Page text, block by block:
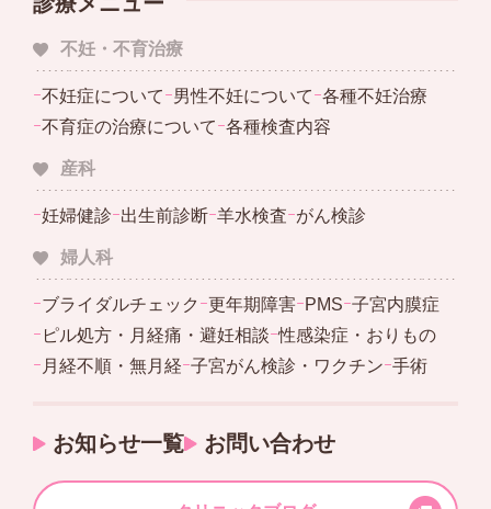
不妊・不育治療
ｰ不妊症についてｰ男性不妊についてｰ各種不妊治療
ｰ不育症の治療についてｰ各種検査内容
産科
ｰ妊婦健診ｰ出生前診断ｰ羊水検査ｰがん検診
婦人科
ｰブライダルチェック ｰ更年期障害ｰPMSｰ子宮内膜症
ｰ ピル処方・月経痛・避妊相談ｰ性感染症・おりもの
ｰ 月経不順・無月経ｰ子宮がん検診・ワクチンｰ手術
お知らせ一覧 お問い合わせ